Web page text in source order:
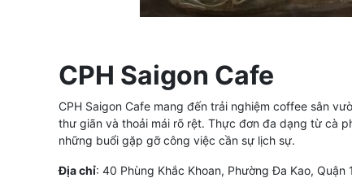
CPH Saigon Cafe
CPH Saigon Cafe mang đến trải nghiệm coffee sân
thư giãn và thoải mái rõ rệt. Thực đơn đa dạng từ cà
những buổi gặp gỡ công việc cần sự lịch sự.
Địa chỉ: 40 Phùng Khắc Khoan, Phường Đa Kao, Quận